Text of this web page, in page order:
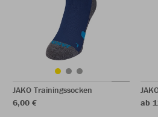
JAKO Trainingssocken
6,00 €
ab